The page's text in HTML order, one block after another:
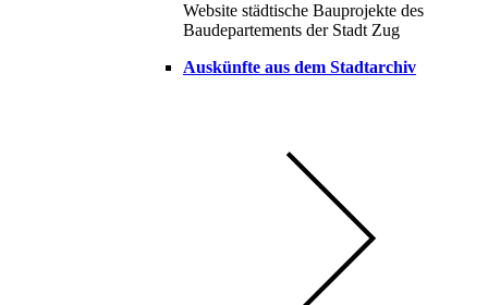
Website städtische Bauprojekte des
Baudepartements der Stadt Zug
Auskünfte aus dem Stadtarchiv